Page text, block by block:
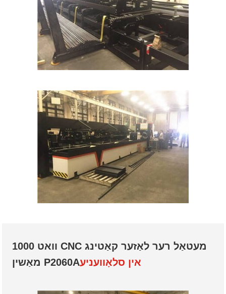
1000 וואט CNC מעטאַל רער לאַזער קאַטינג
מאַשין P2060Aאין סלאָוועניע